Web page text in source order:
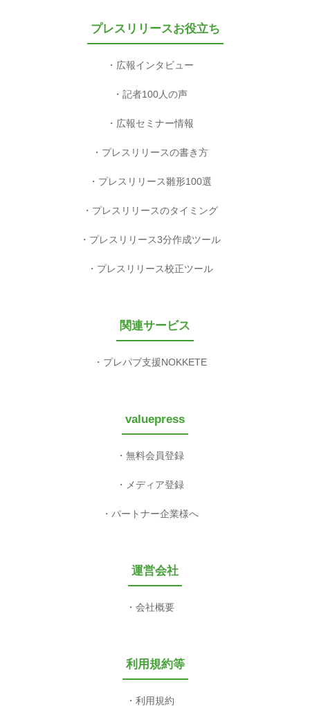
プレスリリースお役立ち
広報インタビュー
記者100人の声
広報セミナー情報
プレスリリースの書き方
プレスリリース雛形100選
プレスリリースのタイミング
プレスリリース3分作成ツール
プレスリリース校正ツール
関連サービス
プレパブ支援NOKKETE
valuepress
無料会員登録
メディア登録
パートナー企業様へ
運営会社
会社概要
利用規約等
利用規約